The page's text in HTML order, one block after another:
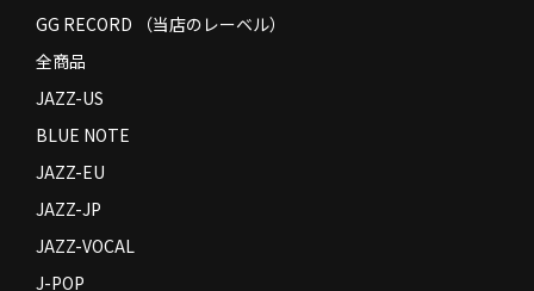
Contact
GG RECORD （当店のレーベル）
全商品
JAZZ-US
BLUE NOTE
JAZZ-EU
JAZZ-JP
JAZZ-VOCAL
J-POP